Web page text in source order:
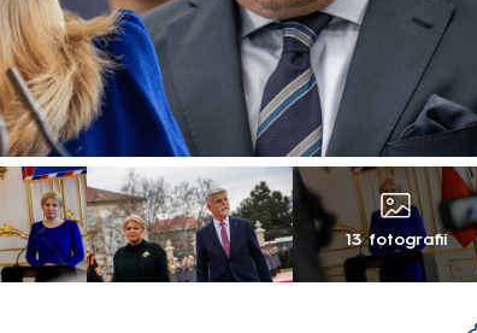
13 fotografií